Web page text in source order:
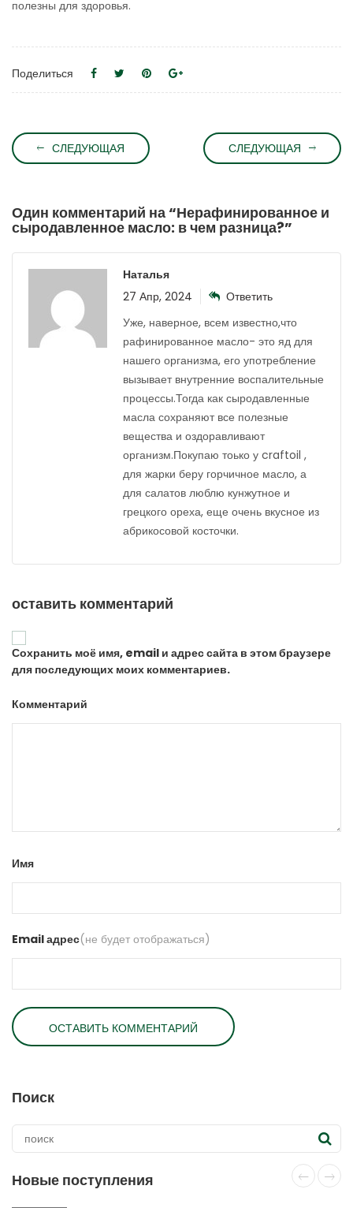
полезны для здоровья.
Поделиться
СЛЕДУЮЩАЯ СЛЕДУЮЩАЯ
Один комментарий на “Нерафинированное и
сыродавленное масло: в чем разница?”
Наталья
27 Апр, 2024
Ответить
Уже, наверное, всем известно,что
рафинированное масло- это яд для
нашего организма, его употребление
вызывает внутренние воспалительные
процессы.Тогда как сыродавленные
масла сохраняют все полезные
вещества и оздоравливают
организм.Покупаю тоько у craftoil ,
для жарки беру горчичное масло, а
для салатов люблю кунжутное и
грецкого ореха, еще очень вкусное из
абрикосовой косточки.
оставить комментарий
Сохранить моё имя, email и адрес сайта в этом браузере
для последующих моих комментариев.
Комментарий
Имя
Email адрес(не будет отображаться)
Поиск
Новые поступления